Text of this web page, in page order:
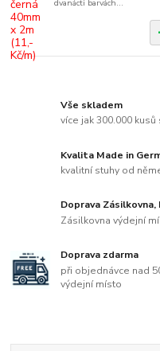
dvanácti barvách...
Vše skladem
více jak 300.000
Kvalita Made in
kvalitní stuhy od
Doprava Zásilkovna,
Zásilkovna výdejní
Doprava zdarma
při objednávce nad
výdejní místo